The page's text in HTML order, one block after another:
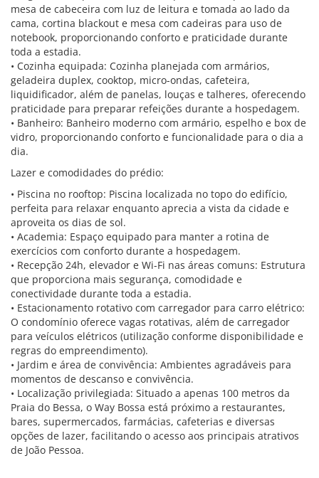
mesa de cabeceira com luz de leitura e tomada ao lado da
cama, cortina blackout e mesa com cadeiras para uso de
notebook, proporcionando conforto e praticidade durante
toda a estadia.
• Cozinha equipada: Cozinha planejada com armários,
geladeira duplex, cooktop, micro-ondas, cafeteira,
liquidificador, além de panelas, louças e talheres, oferecendo
praticidade para preparar refeições durante a hospedagem.
• Banheiro: Banheiro moderno com armário, espelho e box de
vidro, proporcionando conforto e funcionalidade para o dia a
dia.
Lazer e comodidades do prédio:
• Piscina no rooftop: Piscina localizada no topo do edifício,
perfeita para relaxar enquanto aprecia a vista da cidade e
aproveita os dias de sol.
• Academia: Espaço equipado para manter a rotina de
exercícios com conforto durante a hospedagem.
• Recepção 24h, elevador e Wi-Fi nas áreas comuns: Estrutura
que proporciona mais segurança, comodidade e
conectividade durante toda a estadia.
• Estacionamento rotativo com carregador para carro elétrico:
O condomínio oferece vagas rotativas, além de carregador
para veículos elétricos (utilização conforme disponibilidade e
regras do empreendimento).
• Jardim e área de convivência: Ambientes agradáveis para
momentos de descanso e convivência.
• Localização privilegiada: Situado a apenas 100 metros da
Praia do Bessa, o Way Bossa está próximo a restaurantes,
bares, supermercados, farmácias, cafeterias e diversas
opções de lazer, facilitando o acesso aos principais atrativos
de João Pessoa.